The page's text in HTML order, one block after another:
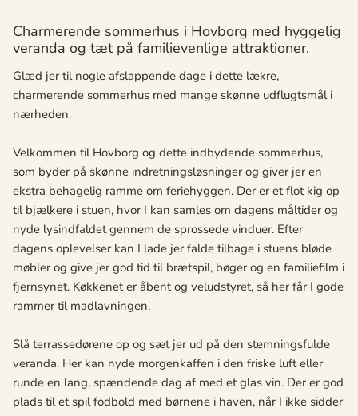
Charmerende sommerhus i Hovborg med hyggelig
veranda og tæt på familievenlige attraktioner.
Glæd jer til nogle afslappende dage i dette lækre,
charmerende sommerhus med mange skønne udflugtsmål i
nærheden.
Velkommen til Hovborg og dette indbydende sommerhus,
som byder på skønne indretningsløsninger og giver jer en
ekstra behagelig ramme om feriehyggen. Der er et flot kig op
til bjælkere i stuen, hvor I kan samles om dagens måltider og
nyde lysindfaldet gennem de sprossede vinduer. Efter
dagens oplevelser kan I lade jer falde tilbage i stuens bløde
møbler og give jer god tid til brætspil, bøger og en familiefilm i
fjernsynet. Køkkenet er åbent og veludstyret, så her får I gode
rammer til madlavningen.
Slå terrassedørene op og sæt jer ud på den stemningsfulde
veranda. Her kan nyde morgenkaffen i den friske luft eller
runde en lang, spændende dag af med et glas vin. Der er god
plads til et spil fodbold med børnene i haven, når I ikke sidder